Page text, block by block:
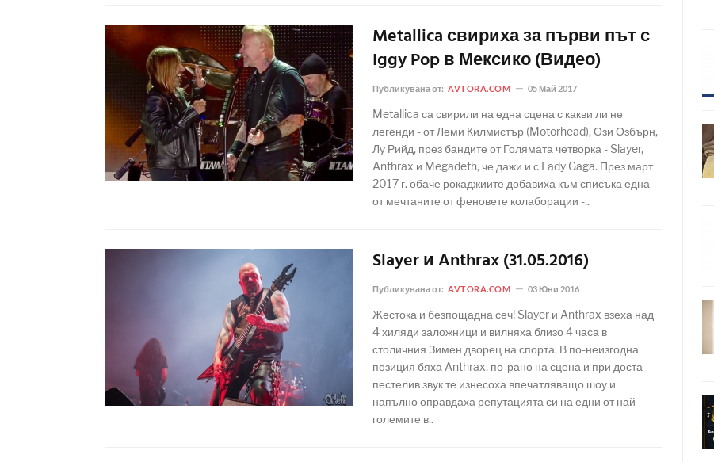
Metallica свириха за първи път с
Iggy Pop в Мексико (Видео)
Публикувана от: AVTORA.COM 05 Май 2017
Metallica са свирили на една сцена с какви ли не
легенди - от Леми Килмистър (Motorhead), Ози Озбърн,
Лу Рийд, през бандите от Голямата четворка - Slayer,
Anthrax и Megadeth, че дажи и с Lady Gaga. През март
2017 г. обаче рокаджиите добавиха към списъка една
от мечтаните от феновете колаборации -..
Slayer и Anthrax (31.05.2016)
Публикувана от: AVTORA.COM 03 Юни 2016
Жестока и безпощадна сеч! Slayer и Anthrax взеха над
4 хиляди заложници и вилняха близо 4 часа в
столичния Зимен дворец на спорта. В по-неизгодна
позиция бяха Anthrax, по-рано на сцена и при доста
пестелив звук те изнесоха впечатляващо шоу и
напълно оправдаха репутацията си на едни от най-
големите в..